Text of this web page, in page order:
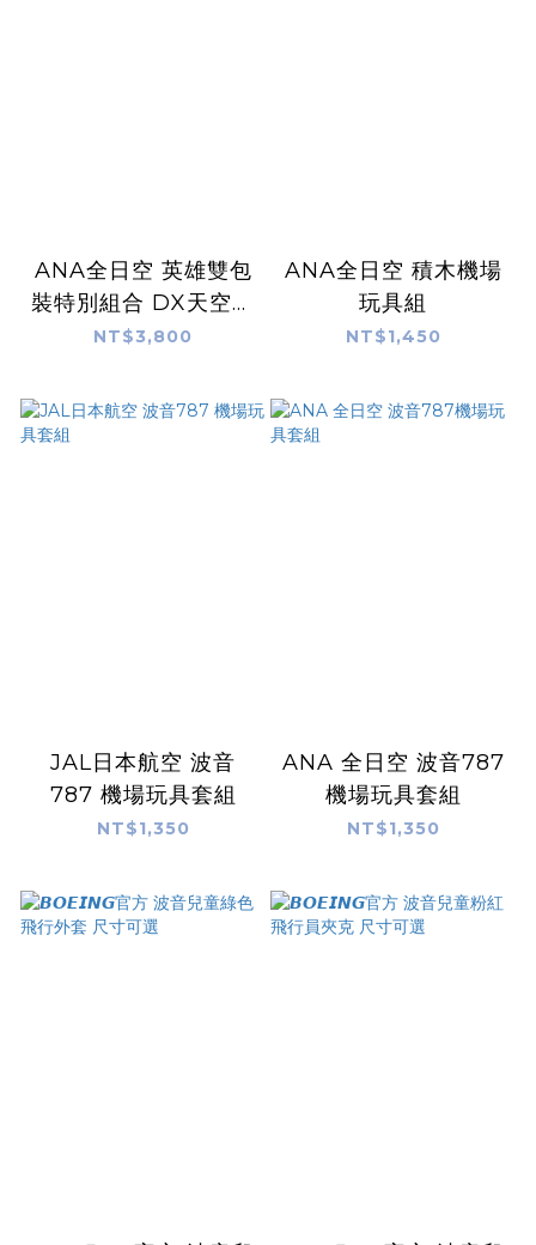
ANA全日空 英雄雙包
裝特別組合 DX天空勇
士噴射機
NT$3,800
ANA全日空 積木機場
玩具組
NT$1,450
JAL日本航空 波音
787 機場玩具套組
NT$1,350
ANA 全日空 波音787
機場玩具套組
NT$1,350